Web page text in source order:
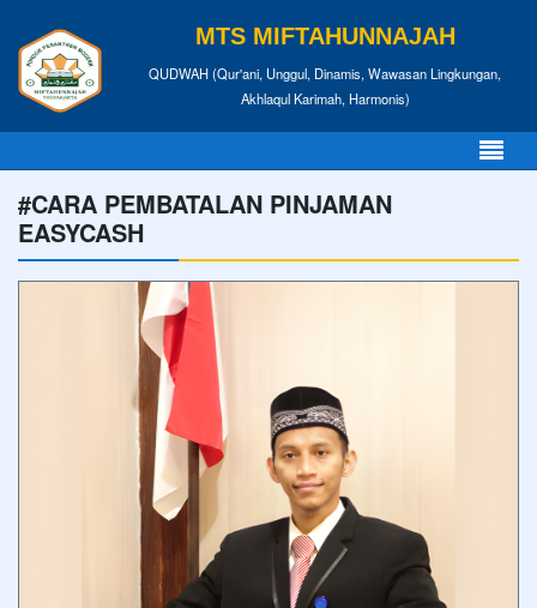
MTS MIFTAHUNNAJAH
QUDWAH (Qur'ani, Unggul, Dinamis, Wawasan Lingkungan,
Akhlaqul Karimah, Harmonis)
#CARA PEMBATALAN PINJAMAN
EASYCASH